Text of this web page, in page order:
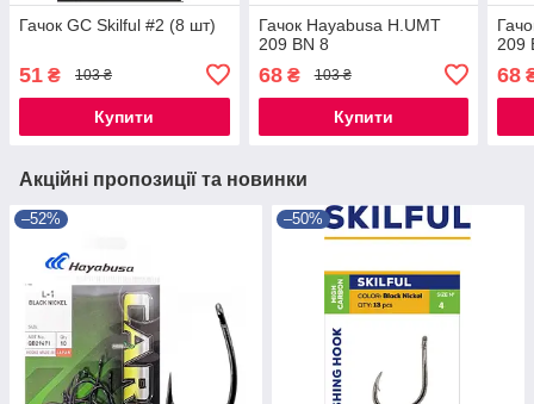
Гачок GC Skilful #2 (8 шт)
51 ₴ 103 ₴
Купити
Гачок Hayabusa H.UMT
209 BN 8
68₴ 103 ₴
Купити
209
68
Акційні пропозиції та новинки
–52% –50%